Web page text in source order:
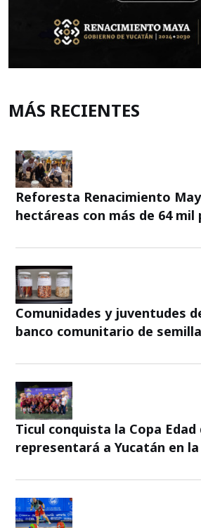
MÁS RECIENTES
Reforesta Renacimiento
hectáreas con más de 64 mil
Comunidades y juventudes
banco comunitario de
Ticul conquista la Copa Edad
representará a Yucatán en